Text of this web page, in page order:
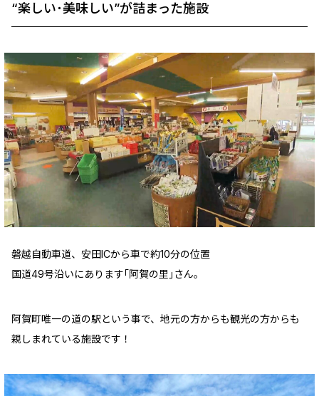
“楽しい･美味しい”が詰まった施設
磐越自動車道、安田ICから車で約10分の位置
国道49号沿いにあります｢阿賀の里｣さん。
阿賀町唯一の道の駅という事で、地元の方からも観光の方からも
親しまれている施設です！